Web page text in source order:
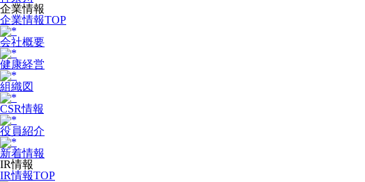
企業情報
企業情報TOP
会社概要
健康経営
組織図
CSR情報
役員紹介
新着情報
IR情報
IR情報TOP